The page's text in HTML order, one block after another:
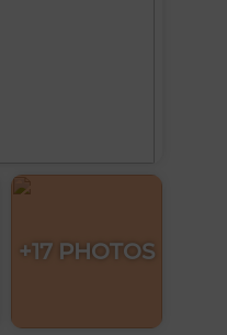
+17 PHOTOS